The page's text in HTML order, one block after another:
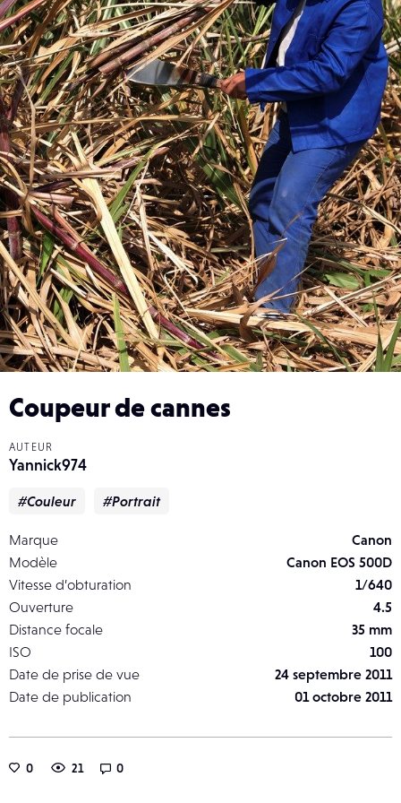
Coupeur de cannes
AUTEUR
Yannick974
#Couleur #Portrait
Marque
Canon
Modèle
Canon EOS 500D
Vitesse d’obturation
1/640
Ouverture
4.5
Distance focale
35 mm
ISO
100
Date de prise de vue
24 septembre 2011
Date de publication
01 octobre 2011
0 21 0